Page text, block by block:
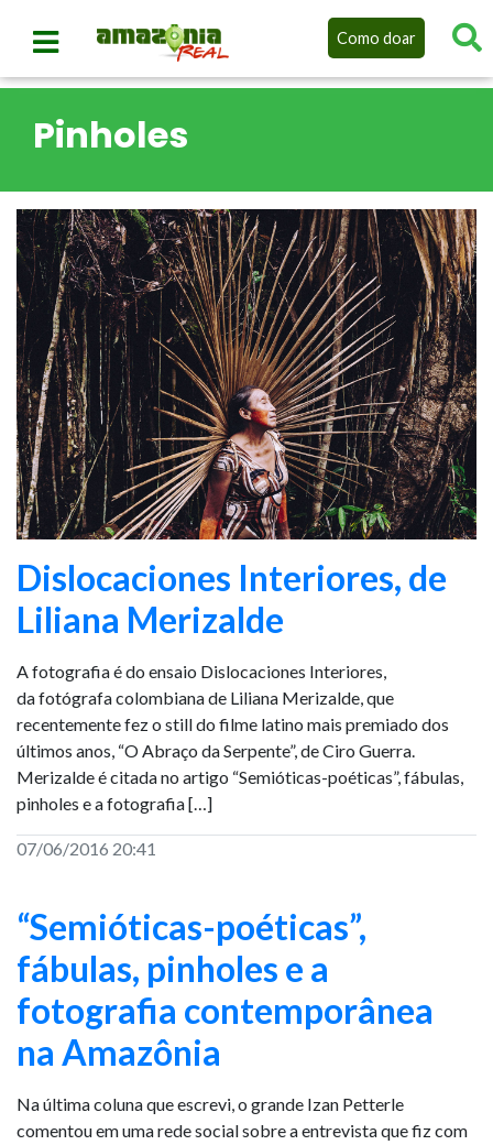
Como doar
Pinholes
Dislocaciones Interiores, de
Liliana Merizalde
A fotografia é do ensaio Dislocaciones Interiores,
da fotógrafa colombiana de Liliana Merizalde, que
recentemente fez o still do filme latino mais premiado dos
últimos anos, “O Abraço da Serpente”, de Ciro Guerra.
Merizalde é citada no artigo “Semióticas-poéticas”, fábulas,
pinholes e a fotografia […]
07/06/2016 20:41
“Semióticas-poéticas”,
fábulas, pinholes e a
fotografia contemporânea
na Amazônia
Na última coluna que escrevi, o grande Izan Petterle
comentou em uma rede social sobre a entrevista que fiz com